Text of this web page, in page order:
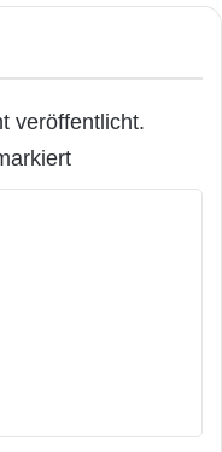
veröffentlicht.